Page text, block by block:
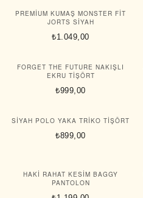
PREMIUM KUMAŞ MONSTER FIT
JORTS SIYAH
₺1.049,00
FORGET THE FUTURE NAKIŞLI
EKRU TIŞÖRT
₺999,00
SIYAH POLO YAKA TRIKO TIŞÖRT
₺899,00
HAKI RAHAT KESIM BAGGY
PANTOLON